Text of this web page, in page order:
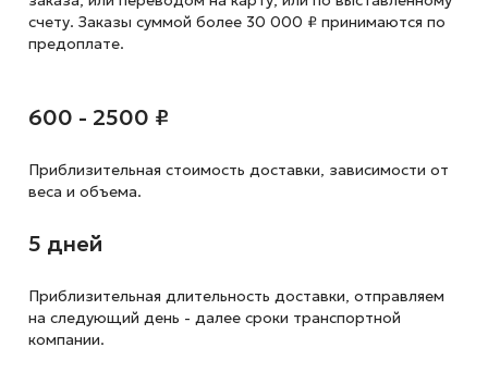
счету. Заказы суммой более 30 000 ₽ принимаются по
предоплате.
600 - 2500 ₽
Приблизительная стоимость доставки, зависимости от
веса и объема.
5 дней
Приблизительная длительность доставки, отправляем
на следующий день - далее сроки транспортной
компании.